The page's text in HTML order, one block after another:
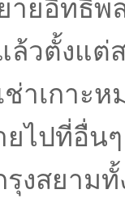
ล้วตั้งแต่
ช่าเกาะ
ไปที่อื่น
งสยาม